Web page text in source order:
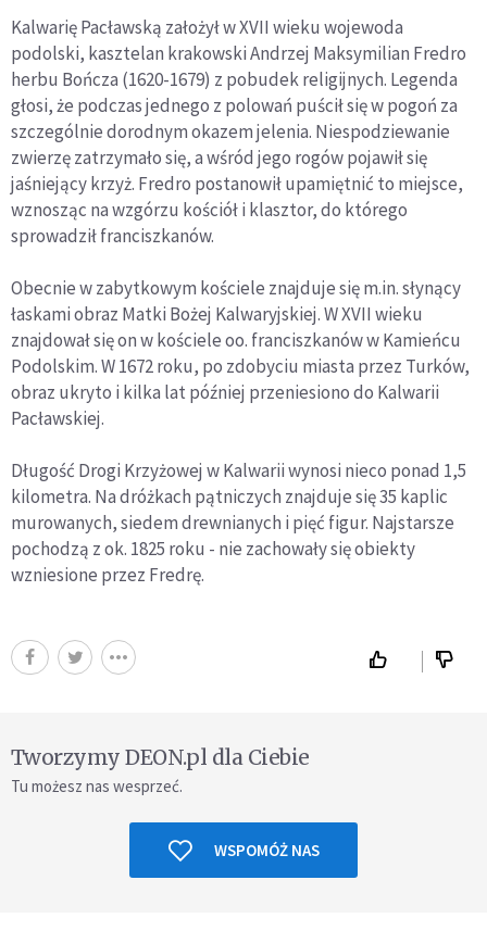
Kalwarię Pacławską założył w XVII wieku wojewoda
podolski, kasztelan krakowski Andrzej Maksymilian Fredro
herbu Bończa (1620-1679) z pobudek religijnych. Legenda
głosi, że podczas jednego z polowań puścił się w pogoń za
szczególnie dorodnym okazem jelenia. Niespodziewanie
zwierzę zatrzymało się, a wśród jego rogów pojawił się
jaśniejący krzyż. Fredro postanowił upamiętnić to miejsce,
wznosząc na wzgórzu kościół i klasztor, do którego
sprowadził franciszkanów.
Obecnie w zabytkowym kościele znajduje się m.in. słynący
łaskami obraz Matki Bożej Kalwaryjskiej. W XVII wieku
znajdował się on w kościele oo. franciszkanów w Kamieńcu
Podolskim. W 1672 roku, po zdobyciu miasta przez Turków,
obraz ukryto i kilka lat później przeniesiono do Kalwarii
Pacławskiej.
Długość Drogi Krzyżowej w Kalwarii wynosi nieco ponad 1,5
kilometra. Na dróżkach pątniczych znajduje się 35 kaplic
murowanych, siedem drewnianych i pięć figur. Najstarsze
pochodzą z ok. 1825 roku - nie zachowały się obiekty
wzniesione przez Fredrę.
Tworzymy DEON.pl dla Ciebie
Tu możesz nas wesprzeć.
WSPOMÓŻ NAS